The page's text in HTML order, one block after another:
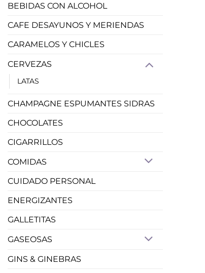
BEBIDAS CON ALCOHOL
CAFE DESAYUNOS Y MERIENDAS
CARAMELOS Y CHICLES
CERVEZAS
LATAS
CHAMPAGNE ESPUMANTES SIDRAS
CHOCOLATES
CIGARRILLOS
COMIDAS
CUIDADO PERSONAL
ENERGIZANTES
GALLETITAS
GASEOSAS
GINS & GINEBRAS